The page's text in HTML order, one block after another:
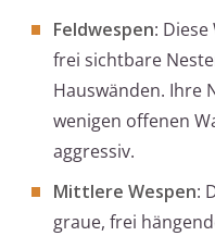
Feldwespen:
frei sichtbare
Hauswänden. Ihre
wenigen offenen
aggressiv.
Mittlere Wespen:
graue, frei